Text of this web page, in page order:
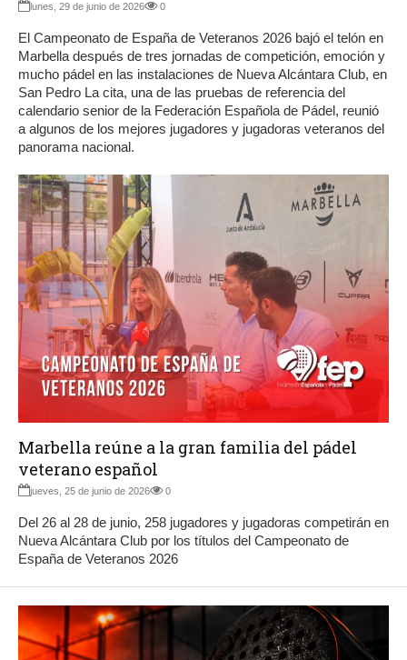
lunes, 29 de junio de 2026 0
El Campeonato de España de Veteranos 2026 bajó el telón en
Marbella después de tres jornadas de competición, emoción y
mucho pádel en las instalaciones de Nueva Alcántara Club, en
San Pedro La cita, una de las pruebas de referencia del
calendario senior de la Federación Española de Pádel, reunió
a algunos de los mejores jugadores y jugadoras veteranos del
panorama nacional.
Marbella reúne a la gran familia del pádel
veterano español
jueves, 25 de junio de 2026 0
Del 26 al 28 de junio, 258 jugadores y jugadoras competirán en
Nueva Alcántara Club por los títulos del Campeonato de
España de Veteranos 2026